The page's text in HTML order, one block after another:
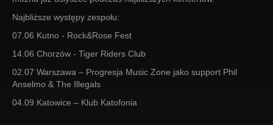
Najbliższe występy zespołu:
07.06 Kutno - Rock&Rose Fest
14.06 Chorzów - Tiger Riders Club
02.07 Warszawa – Progresja Music Zone jako support Phil
Anselmo & The Illegals
04.09 Katowice – Klub Katofonia